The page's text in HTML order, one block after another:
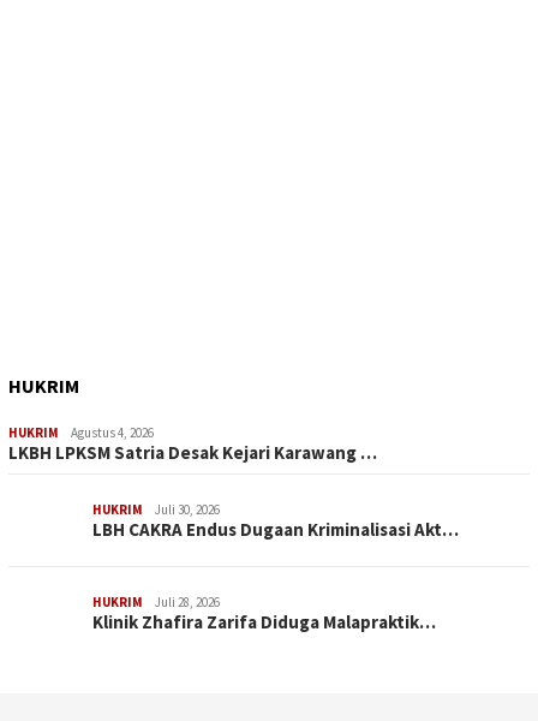
HUKRIM
HUKRIM Agustus 4, 2026
LKBH LPKSM Satria Desak Kejari Karawang …
HUKRIM Juli 30, 2026
LBH CAKRA Endus Dugaan Kriminalisasi Akt…
HUKRIM Juli 28, 2026
Klinik Zhafira Zarifa Diduga Malapraktik…